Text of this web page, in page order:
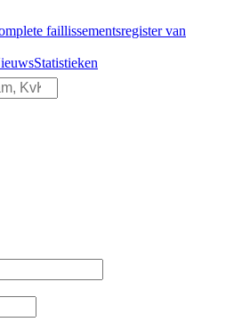
faillissementsregister van
Statistieken